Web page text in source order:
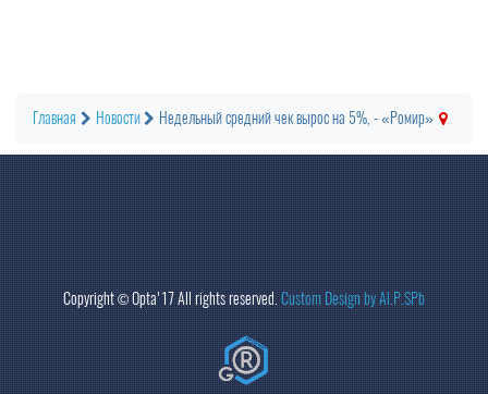
Главная Новости Недельный средний чек вырос на 5%, - «Ромир»
Copyright ©Opta'17 All rights reserved.Custom Design by Al.P.SPb